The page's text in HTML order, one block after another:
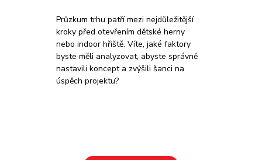
Průzkum trhu patří mezi nejdůležitější
kroky před otevřením dětské herny
nebo indoor hřiště. Víte, jaké faktory
byste měli analyzovat, abyste správně
nastavili koncept a zvýšili šanci na
úspěch projektu?